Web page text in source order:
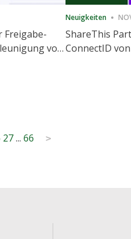
von
Neuigkeiten
ShareThis
ConnectID
27... 66 >